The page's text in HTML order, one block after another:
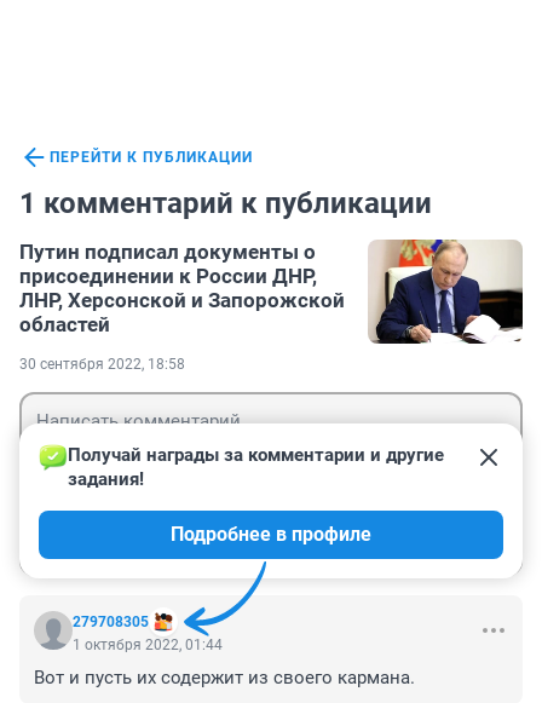
ПЕРЕЙТИ К ПУБЛИКАЦИИ
1 комментарий к публикации
Путин подписал документы о
присоединении к России ДНР,
ЛНР, Херсонской и Запорожской
областей
30 сентября 2022, 18:58
279708305
Получай награды за комментарии и другие
задания!
Подробнее в профиле
1 октября 2022, 01:44
Вот и пусть их содержит из своего кармана.